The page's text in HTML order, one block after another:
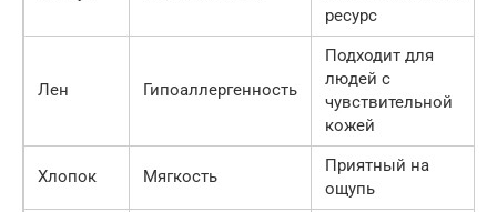
ресурс
Лен Гипоаллергенность
Подходит для
людей с
чувствительной
кожей
Хлопок Мягкость
Приятный на
ощупь